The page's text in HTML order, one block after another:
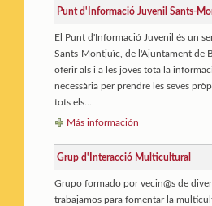
Punt d'Informació Juvenil Sants-
El Punt d'Informació Juvenil és un
Sants-Montjuïc, de l'Ajuntament de
oferir als i a les joves tota la
necessària per prendre les seves
tots els...
Más información
Grup d'Interacció Multicultural
Grupo formado por vecin@s de
trabajamos para fomentar la